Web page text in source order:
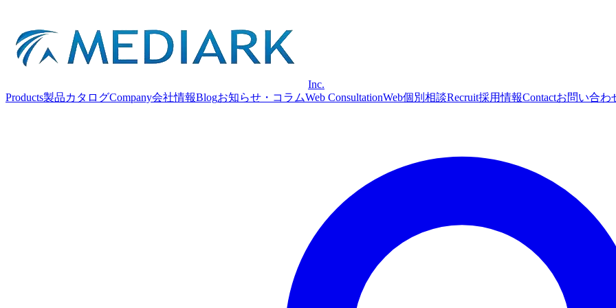
Inc.
Products製品カタログCompany会社情報Blogお知らせ・コラムWeb ConsultationWeb個別相談Recruit採用情報Contactお問い合わ